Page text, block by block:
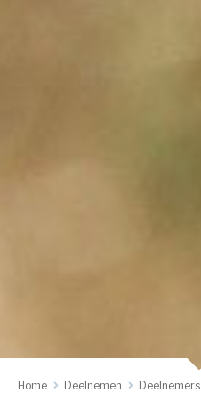
Home Deelnemen Deelnemers